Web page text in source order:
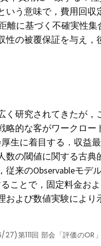
いう意味で，費用回収
離に基づく不確実性集
性の被覆保証を与え，
研究されてきたが，
的な客がワークロー
生に着目する．収益
の閾値に関する古典
来のObservableモデ
ことで，固定料金お
および数値実験により
27)第111回 部会「評価のOR